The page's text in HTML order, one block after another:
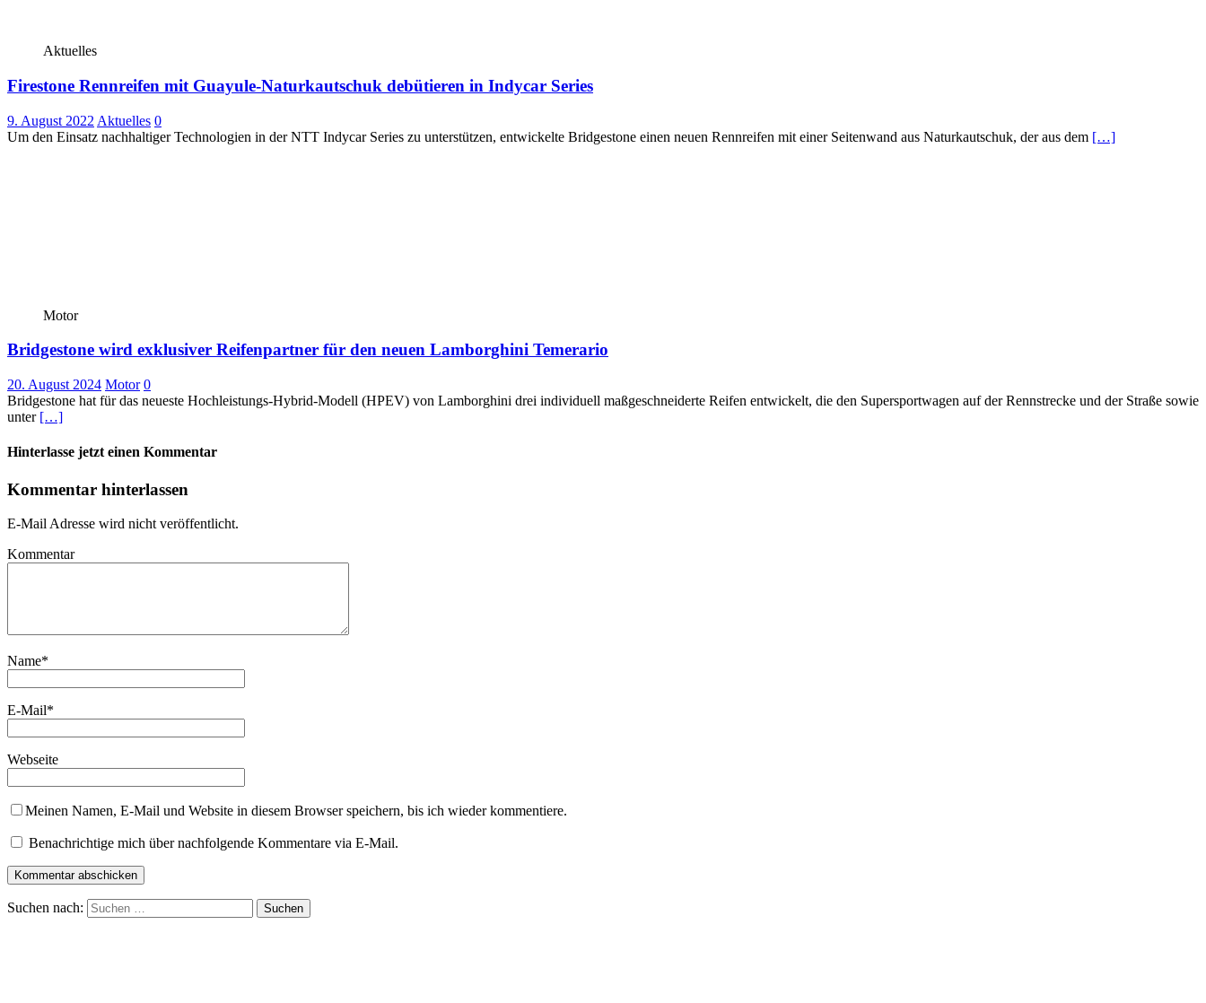
Aktuelles
Firestone Rennreifen mit Guayule-Naturkautschuk debütieren in Indycar Series
9. August 2022 Aktuelles 0
Um den Einsatz nachhaltiger Technologien in der NTT Indycar Series zu unterstützen, entwickelte Bridgestone einen neuen Rennreifen mit einer Seitenwand aus Naturkautschuk, der aus dem […]
Motor
Bridgestone wird exklusiver Reifenpartner für den neuen Lamborghini Temerario
20. August 2024 Motor 0
Bridgestone hat für das neueste Hochleistungs-Hybrid-Modell (HPEV) von Lamborghini drei individuell maßgeschneiderte Reifen entwickelt, die den Supersportwagen auf der Rennstrecke und der Straße sowie
unter […]
Hinterlasse jetzt einen Kommentar
Kommentar hinterlassen
E-Mail Adresse wird nicht veröffentlicht.
Kommentar
Name*
E-Mail*
Webseite
Meinen Namen, E-Mail und Website in diesem Browser speichern, bis ich wieder kommentiere.
Benachrichtige mich über nachfolgende Kommentare via E-Mail.
Suchen nach: